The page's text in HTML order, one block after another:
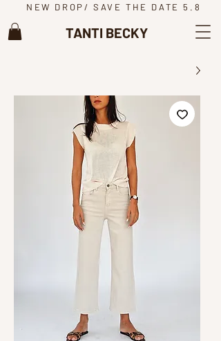
NEW DROP/ SAVE THE DATE 5.8
TANTI BECKY